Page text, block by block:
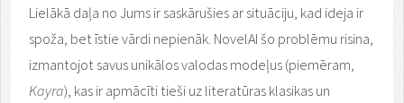
Lielākā daļa no Jums ir saskārušies ar situāciju, kad ideja ir
spoža, bet īstie vārdi nepienāk. NovelAI šo problēmu risina,
izmantojot savus unikālos valodas modeļus (piemēram,
Kayra), kas ir apmācīti tieši uz literatūras klasikas un